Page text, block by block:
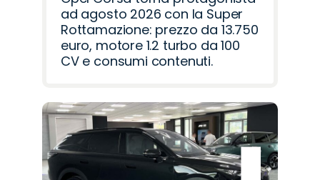
ad agosto 2026 con la Super
Rottamazione: prezzo da 13.750
euro, motore 1.2 turbo da 100
CV e consumi contenuti.